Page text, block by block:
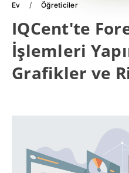
Ev Öğreticiler
IQCent'te
İşlemleri
Grafikler ve